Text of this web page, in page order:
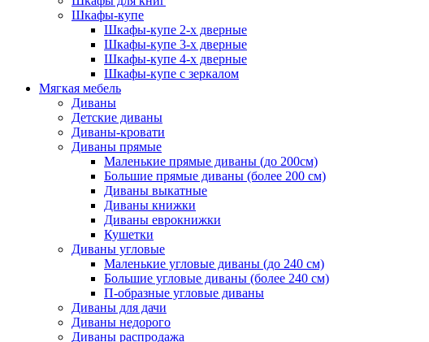
Шкафы-купе
Шкафы-купе 2-х дверные
Шкафы-купе 3-х дверные
Шкафы-купе 4-х дверные
Шкафы-купе с зеркалом
Мягкая мебель
Диваны
Детские диваны
Диваны-кровати
Диваны прямые
Маленькие прямые диваны (до 200см)
Большие прямые диваны (более 200 см)
Диваны выкатные
Диваны книжки
Диваны еврокнижки
Кушетки
Диваны угловые
Маленькие угловые диваны (до 240 см)
Большие угловые диваны (более 240 см)
П-образные угловые диваны
Диваны для дачи
Диваны недорого
Диваны распродажа